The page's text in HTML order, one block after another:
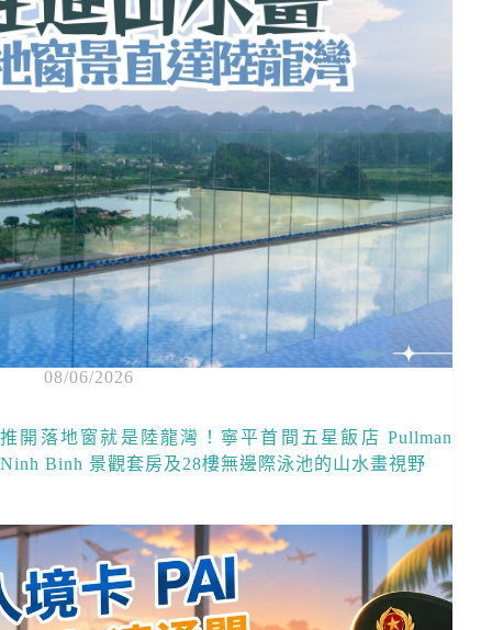
08/06/2026
推開落地窗就是陸龍灣！寧平首間五星飯店 Pullman
Ninh Binh 景觀套房及28樓無邊際泳池的山水畫視野